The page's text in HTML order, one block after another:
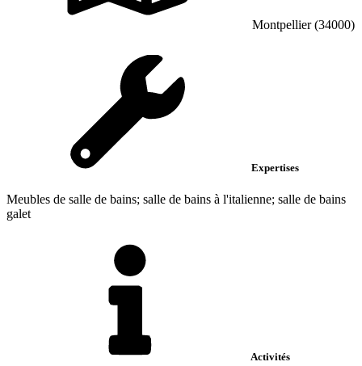
Montpellier (34000)
Expertises
Meubles de salle de bains; salle de bains à l'italienne; salle de bains
galet
Activités